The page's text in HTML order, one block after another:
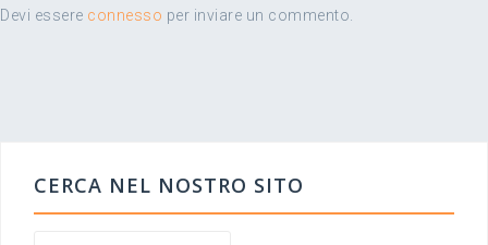
Devi essere connesso per inviare un commento.
CERCA NEL NOSTRO SITO